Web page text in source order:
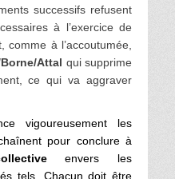
successifs refusent
à l’exercice de
à l’accoutumée,
Attal qui supprime
ce qui va aggraver
vigoureusement les
pour conclure à
envers les
tels. Chacun doit être